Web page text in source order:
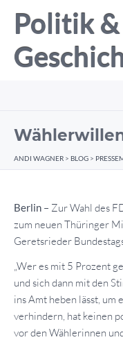
Politik &
ANDI WAGNER > BLOG >
Berlin – Zur Wahl des
zum neuen Thüringer
Geretsrieder
„Wer es mit 5 Prozent
und sich dann mit den
ins Amt heben lässt,
verhindern, hat keinen
vor den Wählerinnen